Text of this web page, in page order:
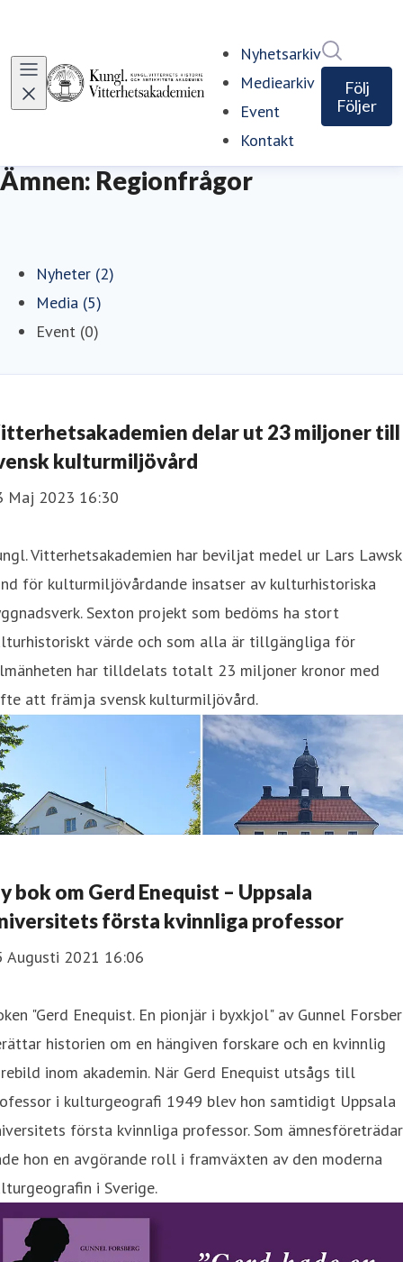
Nyhetsarkiv
Mediearkiv
Event
Kontakt
Följ
Följer
Ämnen: Regionfrågor
Nyheter (2)
Media (5)
Event (0)
delar ut 23 miljoner till
kulturmiljövård
Maj 2023 16:30
Vitterhetsakademien har beviljat medel ur Lars
för kulturmiljövårdande insatser av kulturhistoriska
Sexton projekt som bedöms ha stort
värde och som alla är tillgängliga för
har tilldelats totalt 23 miljoner kronor med
att främja svensk kulturmiljövård.
bok om Gerd Enequist – Uppsala
första kvinnliga professor
Augusti 2021 16:06
"Gerd Enequist. En pionjär i byxkjol" av Gunnel
historien om en hängiven forskare och en kvinnlig
inom akademin. När Gerd Enequist utsågs till
i kulturgeografi 1949 blev hon samtidigt Uppsala
första kvinnliga professor. Som
hon en avgörande roll i framväxten av den moderna
i Sverige.